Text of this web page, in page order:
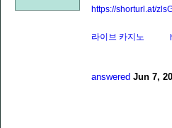
https://shorturl.at/
라이브 카지노
answered Jun 7,